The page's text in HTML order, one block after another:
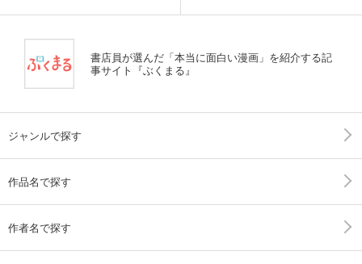
書店員が選んだ「本当に面白い漫画」を紹介する記
事サイト『ぶくまる』
ジャンルで探す
作品名で探す
作者名で探す